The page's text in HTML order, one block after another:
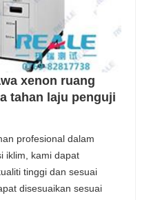
xenon ruang
tahan laju penguji
profesional dalam
iklim, kami dapat
tinggi dan sesuai
disesuaikan sesuai